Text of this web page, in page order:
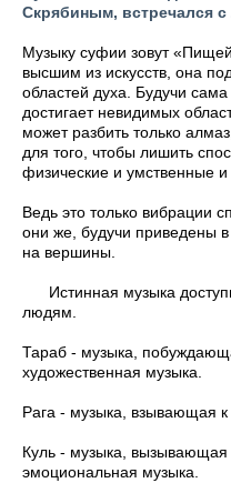
Скрябиным, встречался
Музыку суфии зовут
высшим из искусств, она
областей духа. Будучи
достигает невидимых
может разбить только
для того, чтобы лишить
физические и умственные
Ведь это только вибрации
они же, будучи приведены в
на вершины.
Истинная музыка
людям.
Тараб - музыка,
художественная музыка.
Рага - музыка, взывающая к
Куль - музыка, вызывающая
эмоциональная музыка.